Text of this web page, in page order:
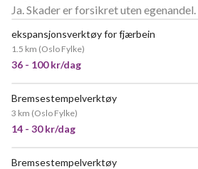
Ja. Skader er forsikret uten egenandel.
ekspansjonsverktøy for fjærbein
1.5 km (Oslo Fylke)
36 - 100 kr/dag
Bremsestempelverktøy
3 km (Oslo Fylke)
14 - 30 kr/dag
Bremsestempelverktøy